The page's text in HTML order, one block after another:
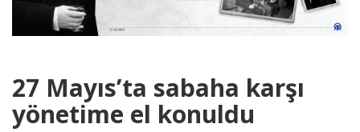
27 Mayıs’ta sabaha karşı
yönetime el konuldu